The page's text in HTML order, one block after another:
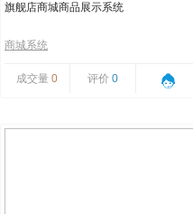
旗舰店商城商品展示系统
商城系统
成交量 0 评价 0